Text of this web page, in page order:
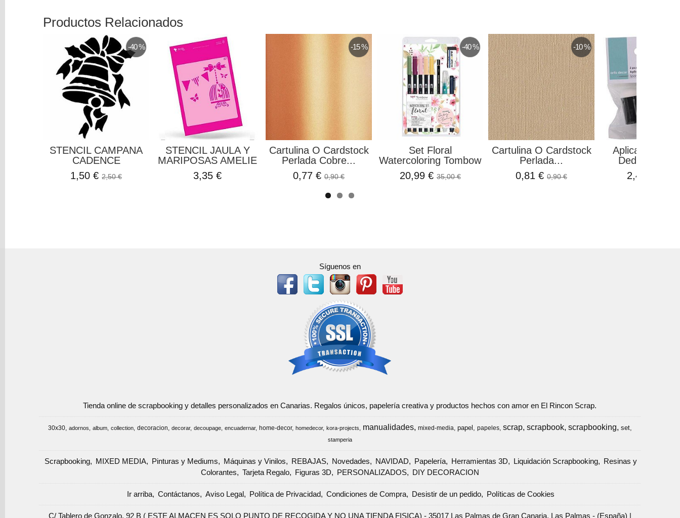
Productos Relacionados
-40 %
STENCIL CAMPANA
CADENCE
1,50 €2,50 €
STENCIL JAULA Y
MARIPOSAS AMELIE
3,35 €
-15 %
Cartulina O Cardstock
Perlada Cobre...
0,77 €0,90 €
-40 %
Set Floral
Watercoloring Tombow
20,99 € 35,00 €
-10 %
Cartulina O Cardstock
Perlada...
0,81 €0,90 €
Aplicador
Dedal Pack
2,42 €
Síguenos en
Tienda online de scrapbooking y detalles personalizados en Canarias. Regalos únicos, papelería creativa y productos hechos con amor en El Rincon Scrap.
30x30 adornos album collection decoracion decorar decoupage encuadernar home-decor homedecor kora-projects manualidades mixed-media papel papeles scrap scrapbook scrapbooking set
stamperia
Scrapbooking MIXED MEDIA Pinturas y Mediums Máquinas y Vinilos REBAJAS Novedades NAVIDAD Papelería Herramientas 3D Liquidación Scrapbooking
Resinas y
Colorantes
Tarjeta Regalo Figuras 3D PERSONALIZADOS DIY DECORACION
Ir arriba Contáctanos Aviso Legal Política de Privacidad Condiciones de Compra Desistir de un pedido Políticas de Cookies
C/ Tablero de Gonzalo, 92 B ( ESTE ALMACEN ES SOLO PUNTO DE RECOGIDA Y NO UNA TIENDA FISICA) - 35017 Las Palmas de Gran Canaria, Las Palmas - (España) |